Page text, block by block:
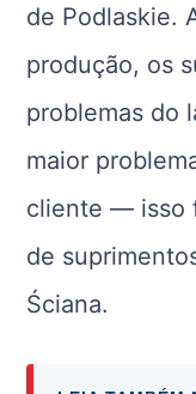
de Podlaskie.
produção, os
problemas do
maior
cliente — isso
de
Ściana.